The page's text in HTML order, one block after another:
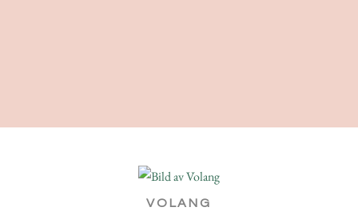
VOLANG